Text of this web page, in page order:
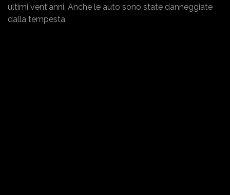
ultimi vent'anni. Anche le auto sono state danneggiate
dalla tempesta.